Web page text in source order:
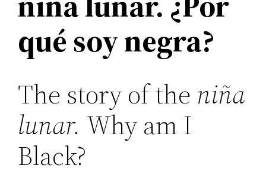
qué soy negra?
The story of the niña
lunar. Why am I
Black?